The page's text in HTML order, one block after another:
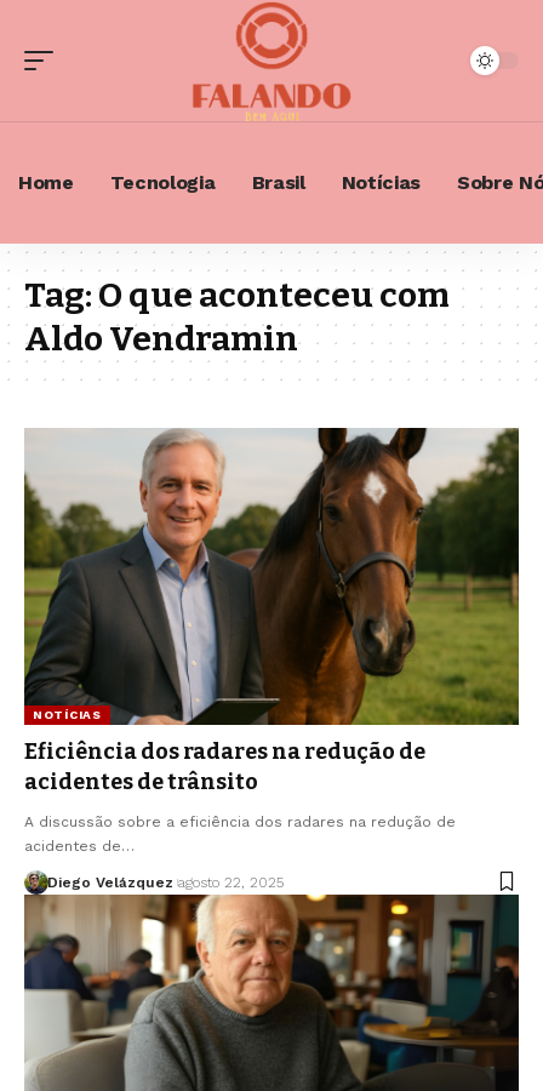
Home Tecnologia Brasil Notícias Sobre
Tag:O que aconteceu com
Aldo Vendramin
NOTÍCIAS
Eficiência dos radares na redução de
acidentes de trânsito
A discussão sobre a eficiência dos radares na redução de
acidentes de…
Diego Velázquez agosto 22, 2025